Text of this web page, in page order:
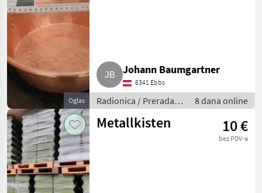
Oglas
Johann Baumgartner
6341 Ebbs
Radionica / Prerada
metala
8 dana online
Metallkisten 10 €
bez PDV-a